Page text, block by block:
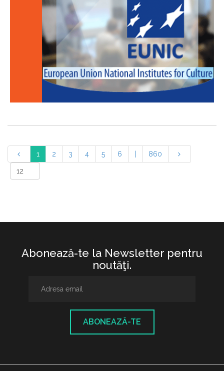
1 2 3 4 5 6 860
Abonează-te la Newsletter pentru
noutăţi.
ABONEAZĂ-TE